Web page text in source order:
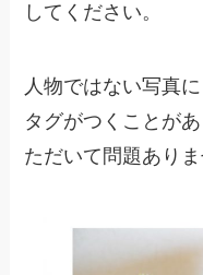
してください。
人物ではない写真
タグがつくことが
ただいて問題ありま